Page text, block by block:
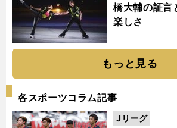
橋大輔の証言
楽しさ
もっと見る
各スポーツコラム記事
Jリーグ